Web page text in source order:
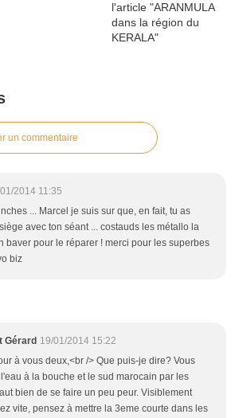
un commentaire
2014 11:35
... Marcel je suis sur que, en fait, tu as
avec ton séant ... costauds les métallo la
baver pour le réparer ! merci pour les superbes
biz
Gérard 19/01/2014 15:22
à vous deux,<br /> Que puis-je dire? Vous
à la bouche et le sud marocain par les
bien de se faire un peu peur. Visiblement
vite, pensez à mettre la 3eme courte dans les